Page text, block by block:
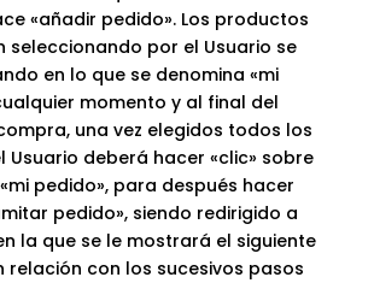
«añadir pedido». Los productos
seleccionando por el Usuario se
en lo que se denomina «mi
momento y al final del
una vez elegidos todos los
Usuario deberá hacer «clic» sobre
pedido», para después hacer
pedido», siendo redirigido a
la que se le mostrará el siguiente
relación con los sucesivos pasos